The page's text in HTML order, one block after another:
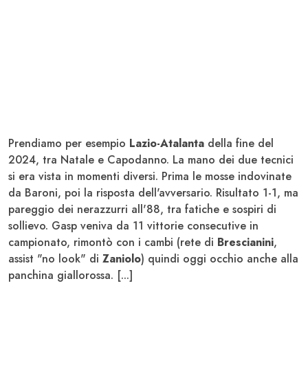
Prendiamo per esempio Lazio-Atalanta della fine del
2024, tra Natale e Capodanno. La mano dei due tecnici
si era vista in momenti diversi. Prima le mosse indovinate
da Baroni, poi la risposta dell'avversario. Risultato 1-1, ma
pareggio dei nerazzurri all'88, tra fatiche e sospiri di
sollievo. Gasp veniva da 11 vittorie consecutive in
campionato, rimontò con i cambi (rete di Brescianini,
assist "no look" di Zaniolo) quindi oggi occhio anche alla
panchina giallorossa. [...]